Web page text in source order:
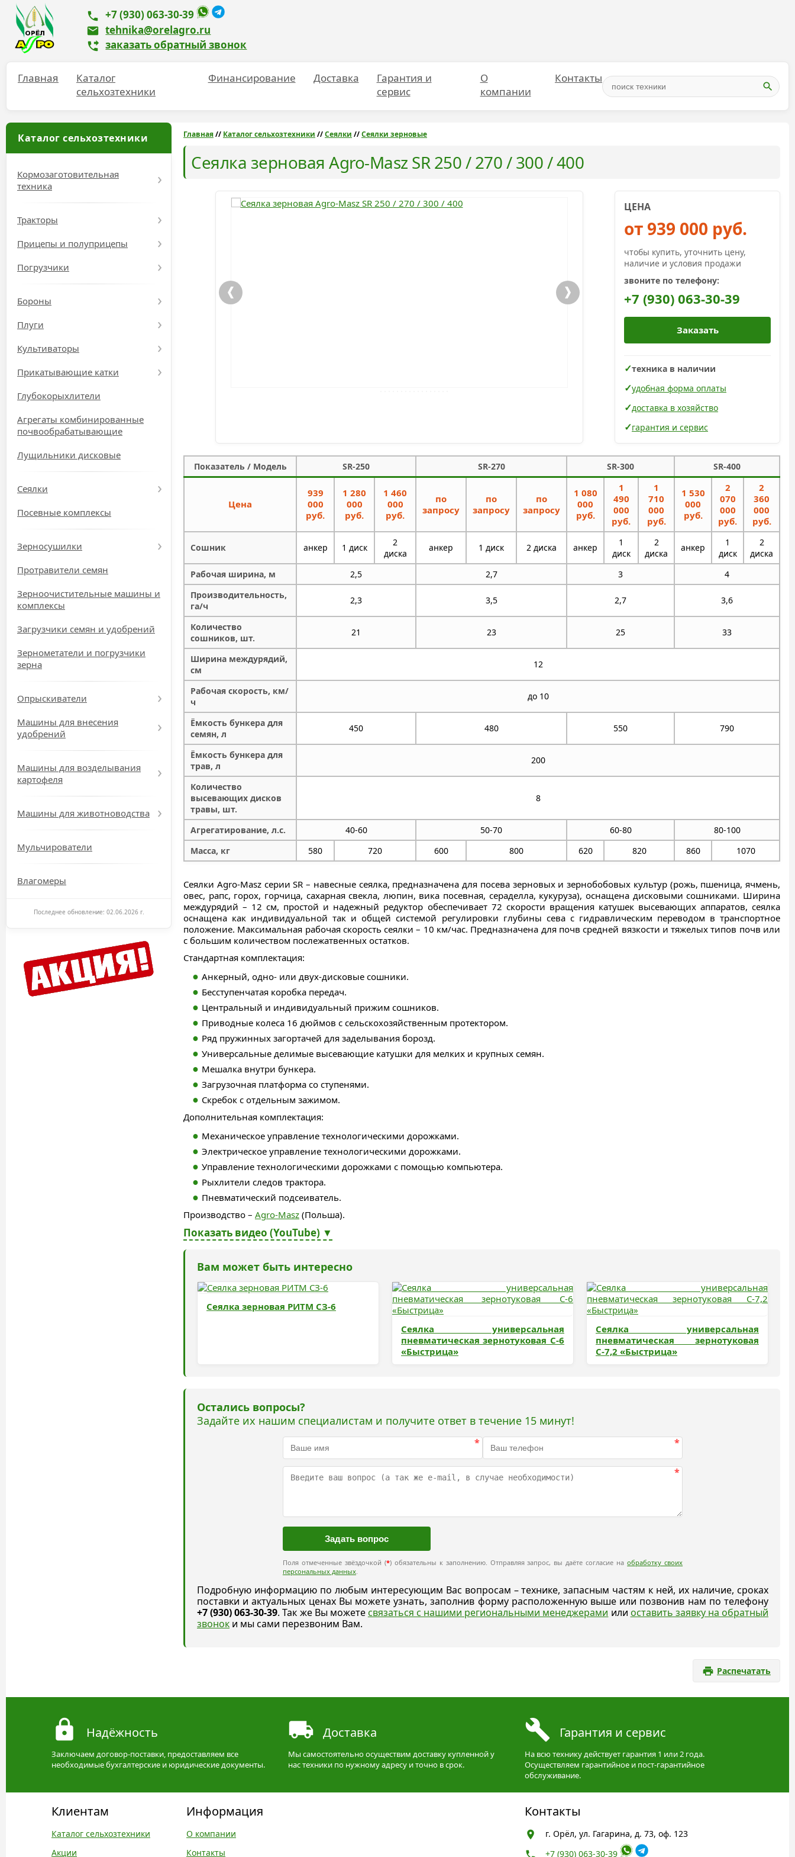
+7 (930) 063-30-39
tehnika@orelagro.ru
заказать обратный звонок
Главная
Каталог
сельхозтехники
Финансирование Доставка
Гарантия и
сервис
О
компании
Контакты
Главная// Каталог сельхозтехники //Сеялки //Сеялки зерновые
Сеялка зерновая Agro-Masz SR 250 / 270 / 300 / 400
ЦЕНА
от 939 000 руб.
чтобы купить, уточнить цену,
наличие и условия продажи
звоните по телефону:
+7 (930) 063-30-39
Заказать
техника в наличии
удобная форма оплаты
доставка в хозяйство
гарантия и сервис
Показатель / Модель SR-250 SR-270 SR-300 SR-400
Цена
939
000
руб.
1 280
000
руб.
1 460
000
руб.
по
запросу
по
запросу
по
запросу
1 080
000
руб.
1
490
000
руб.
1
710
000
руб.
1 530
000
руб.
2
070
000
руб.
2
360
000
руб.
Сошник анкер 1 диск
2
диска
анкер 1 диск 2 диска анкер
1
диск
2
диска
анкер
1
диск
2
диска
Рабочая ширина, м
2,5 2,7 3
4
Производительность,
га/ч
2,3 3,5 2,7 3,6
Количество
сошников, шт.
21 23 25 33
Ширина междурядий,
см
12
Рабочая скорость, км/
ч
до 10
Ёмкость бункера для
семян, л
450 480 550 790
Ёмкость бункера для
трав, л
200
Количество
высевающих дисков
травы, шт.
8
Агрегатирование, л.с. 40-60 50-70 60-80
80-100
Масса, кг
580 720 600 800 620 820 860 1070
Сеялки Agro-Masz серии SR – навесные сеялка, предназначена для посева зерновых и зернобобовых культур (рожь, пшеница, ячмень,
овес, рапс, горох, горчица, сахарная свекла, люпин, вика посевная, сераделла, кукуруза), оснащена дисковыми сошниками. Ширина
междурядий – 12 см, простой и надежный редуктор обеспечивает 72 скорости вращения катушек высевающих аппаратов, сеялка
оснащена как индивидуальной так и общей системой регулировки глубины сева с гидравлическим переводом в транспортное
положение. Максимальная рабочая скорость сеялки – 10 км/час. Предназначена для почв средней вязкости и тяжелых типов почв или
с большим количеством послежатвенных остатков.
Стандартная комплектация:
Анкерный, одно- или двух-дисковые сошники.
Бесступенчатая коробка передач.
Центральный и индивидуальный прижим сошников.
Приводные колеса 16 дюймов с сельскохозяйственным протектором.
Ряд пружинных загортачей для заделывания борозд.
Универсальные делимые высевающие катушки для мелких и крупных семян.
Мешалка внутри бункера.
Загрузочная платформа со ступенями.
Скребок с отдельным зажимом.
Дополнительная комплектация:
Механическое управление технологическими дорожками.
Электрическое управление технологическими дорожками.
Управление технологическими дорожками с помощью компьютера.
Рыхлители следов трактора.
Пневматический подсеиватель.
Производство – Agro-Masz (Польша).
Показать видео (YouTube) ▼
Вам может быть интересно
Сеялка зерновая РИТМ СЗ-6
Сеялка универсальная
пневматическая зернотуковая С-6
«Быстрица»
Сеялка универсальная
пневматическая зернотуковая
С-7,2 «Быстрица»
Остались вопросы?
Задайте их нашим специалистам и получите ответ в течение 15 минут!
* *
*
Поля отмеченные звёздочкой (*) обязательны к заполнению. Отправляя запрос, вы даёте согласие наобработку своих
персональных данных.
Подробную информацию по любым интересующим Вас вопросам – технике, запасным частям к ней, их наличие, сроках
поставки и актуальных ценах Вы можете узнать, заполнив форму расположенную выше или позвонив нам по телефону
+7 (930) 063-30-39. Так же Вы можете связаться с нашими региональными менеджерами или оставить заявку на обратный
звонок и мы сами перезвоним Вам.
Распечатать
Каталог сельхозтехники
Кормозаготовительная
техника
Тракторы
Прицепы и полуприцепы
Погрузчики
Бороны
Плуги
Культиваторы
Прикатывающие катки
Глубокорыхлители
Агрегаты комбинированные
почвообрабатывающие
Лущильники дисковые
Сеялки
Посевные комплексы
Зерносушилки
Протравители семян
Зерноочистительные машины и
комплексы
Загрузчики семян и удобрений
Зернометатели и погрузчики
зерна
Опрыскиватели
Машины для внесения
удобрений
Машины для возделывания
картофеля
Машины для животноводства
Мульчирователи
Влагомеры
Последнее обновление: 02.06.2026 г.
Надёжность
Заключаем договор-поставки, предоставляем все
необходимые бухгалтерские и юридические документы.
Доставка
Мы самостоятельно осуществим доставку купленной у
нас техники по нужному адресу и точно в срок.
Гарантия и сервис
На всю технику действует гарантия 1 или 2 года.
Осуществляем гарантийное и пост-гарантийное
обслуживание.
Клиентам
Каталог сельхозтехники
Акции
Информация
О компании
Контакты
Контакты
г. Орёл, ул. Гагарина, д. 73, оф. 123
+7 (930) 063-30-39